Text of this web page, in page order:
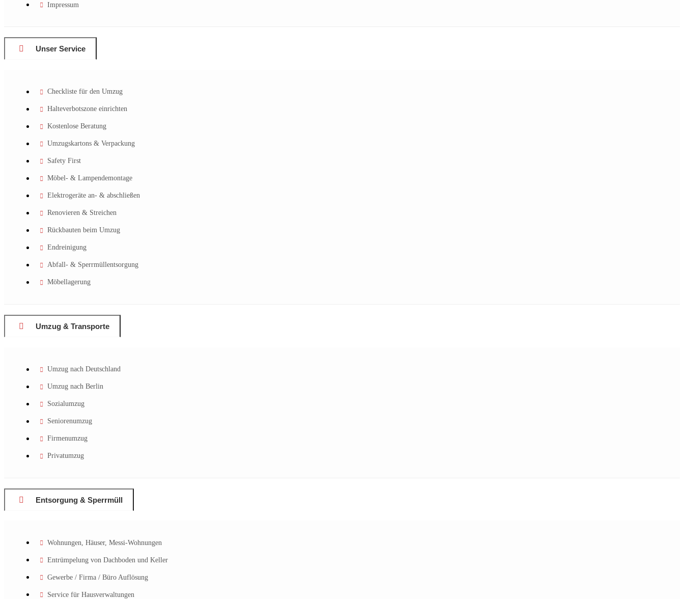
Impressum
Unser Service
Checkliste für den Umzug
Halteverbotszone einrichten
Kostenlose Beratung
Umzugskartons & Verpackung
Safety First
Möbel- & Lampendemontage
Elektrogeräte an- & abschließen
Renovieren & Streichen
Rückbauten beim Umzug
Endreinigung
Abfall- & Sperrmüllentsorgung
Möbellagerung
Umzug & Transporte
Umzug nach Deutschland
Umzug nach Berlin
Sozialumzug
Seniorenumzug
Firmenumzug
Privatumzug
Entsorgung & Sperrmüll
Wohnungen, Häuser, Messi-Wohnungen
Entrümpelung von Dachboden und Keller
Gewerbe / Firma / Büro Auflösung
Service für Hausverwaltungen